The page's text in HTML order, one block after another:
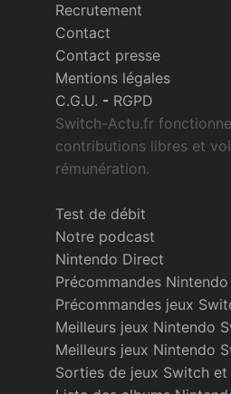
Recrutement
Contact
Contact presse
Mentions légales
C.G.U. - RGPD
Switch-Actu.fr
contributions libres et
rémunération.
Test de débit
Notre podcast
Nintendo Direct
Précommandes Nintendo
Précommandes jeux
Meilleurs jeux Nintendo
Meilleurs jeux Nintendo
Sorties de jeux Switch